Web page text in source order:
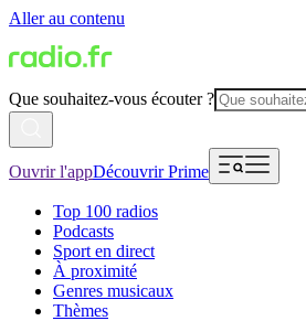
Aller au contenu
Que souhaitez-vous écouter ?
Ouvrir l'appDécouvrir Prime
Top 100 radios
Podcasts
Sport en direct
À proximité
Genres musicaux
Thèmes